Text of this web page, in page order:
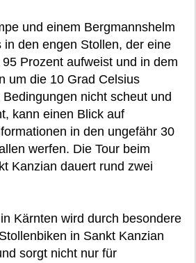
und einem Bergmannshelm
den engen Stollen, der eine
Prozent aufweist und in dem
um die 10 Grad Celsius
nicht scheut und
kann einen Blick auf
in den ungefähr 30
werfen. Die Tour beim
Kanzian dauert rund zwei
Kärnten wird durch besondere
in Sankt Kanzian
sorgt nicht nur für